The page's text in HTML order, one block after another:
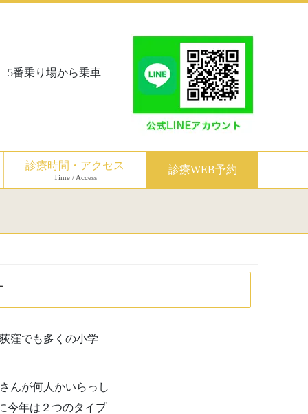
5番乗り場から乗車
診療時間・アクセス
Time / Access
診療WEB予約
窪でも多くの小学
んが何人かいらっし
今年は２つのタイプ